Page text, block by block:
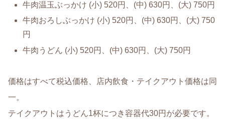
牛肉温玉ぶっかけ (小) 520円、(中) 630円、(大) 750円
牛肉おろしぶっかけ (小) 520円、(中) 630円、(大) 750
円
牛肉うどん (小) 520円、(中) 630円、(大) 750円
価格はすべて税込価格、店内飲食・テイクアウト価格は同
一。
テイクアウトはうどん1杯につき容器代30円が必要です。